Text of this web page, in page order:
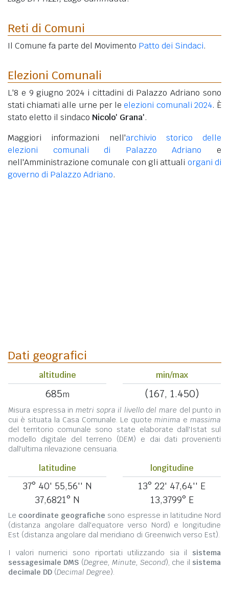
Reti di Comuni
Il Comune fa parte del Movimento Patto dei Sindaci.
Elezioni Comunali
L'8 e 9 giugno 2024 i cittadini di Palazzo Adriano sono
stati chiamati alle urne per leelezioni comunali 2024. È
stato eletto il sindaco Nicolo' Grana'.
Maggiori informazioni nell'archivio storico delle
elezioni comunali di Palazzo Adriano e
nell'Amministrazione comunale con gli attuali organi di
governo di Palazzo Adriano.
Dati geografici
altitudine
685m
min/max
(167, 1.450)
Misura espressa in metri sopra il livello del mare del punto in
cui è situata la Casa Comunale. Le quote minima e massima
del territorio comunale sono state elaborate dall'Istat sul
modello digitale del terreno (DEM) e dai dati provenienti
dall'ultima rilevazione censuaria.
latitudine
37° 40' 55,56'' N
37,6821° N
longitudine
13° 22' 47,64'' E
13,3799° E
Le coordinate geografiche sono espresse in latitudine Nord
(distanza angolare dall'equatore verso Nord) e longitudine
Est (distanza angolare dal meridiano di Greenwich verso Est).
I valori numerici sono riportati utilizzando sia il sistema
sessagesimale DMS (Degree, Minute, Second), che il sistema
decimale DD (Decimal Degree).